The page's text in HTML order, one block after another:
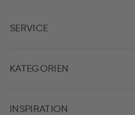
SERVICE
KATEGORIEN
INSPIRATION